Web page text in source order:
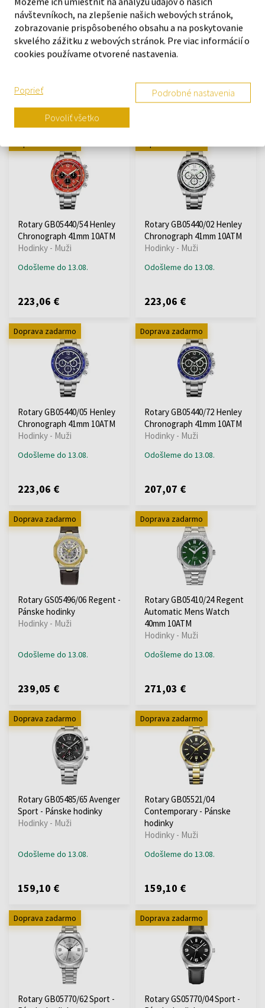
Rotary LB05281/41 Henley
ladies 30mm 10ATM
Hodinky - Ženy
121,81 €
Rotary GB05440/04 Henley
Chronograph 41mm 10ATM
Hodinky - Muži
Rotary GB05440/54 Henley
Chronograph 41mm 10ATM
Hodinky - Muži
Odošleme do 13.08.
223,06 €
Rotary GB05440/02 Henley
Chronograph 41mm 10ATM
Hodinky - Muži
Odošleme do 13.08.
223,06 €
Doprava zadarmo
Rotary GB05440/05 Henley
Chronograph 41mm 10ATM
Hodinky - Muži
Odošleme do 13.08.
223,06 €
Doprava zadarmo
Rotary GB05440/72 Henley
Chronograph 41mm 10ATM
Hodinky - Muži
Odošleme do 13.08.
207,07 €
Doprava zadarmo
Rotary GS05496/06 Regent -
Pánske hodinky
Hodinky - Muži
Odošleme do 13.08.
239,05 €
Doprava zadarmo
Rotary GB05410/24 Regent
Automatic Mens Watch
40mm 10ATM
Hodinky - Muži
Odošleme do 13.08.
271,03 €
Doprava zadarmo
Rotary GB05485/65 Avenger
Sport - Pánske hodinky
Hodinky - Muži
Odošleme do 13.08.
159,10 €
Doprava zadarmo
Rotary GB05521/04
Contemporary - Pánske
hodinky
Hodinky - Muži
Odošleme do 13.08.
159,10 €
Doprava zadarmo
Rotary GB05770/62 Sport -
Doprava zadarmo
Rotary GS05770/04 Sport -
návštevníkoch, na zlepšenie našich webových stránok,
zobrazovanie prispôsobeného obsahu a na poskytovanie
skvelého zážitku z webových stránok. Pre viac informácií o
cookies používame otvorené nastavenia.
Poprieť Podrobné nastavenia
Povoliť všetko